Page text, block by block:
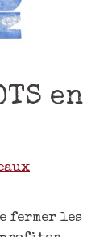
en
fermer les